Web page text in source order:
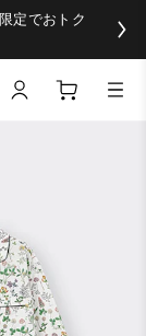
定でおトク